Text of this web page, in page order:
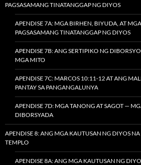
PAGSASAMANG TINATANGGAP NG DIYOS
APENDISE 7A: MGA BIRHEN, BIYUDA, AT
PAGSASAMANG TINATANGGAP NG DIYOS
APENDISE 7B: ANG SERTIPIKO NG
MGA MITO
APENDISE 7C: MARCOS 10:11-12 AT ANG
PANTAY SA PANGANGALUNYA
APENDISE 7D: MGA TANONG AT SAGOT —
DIBORSYADA
APENDISE 8: ANG MGA KAUTUSAN NG DIYOS
TEMPLO
APENDISE 8A: ANG MGA KAUTUSAN NG